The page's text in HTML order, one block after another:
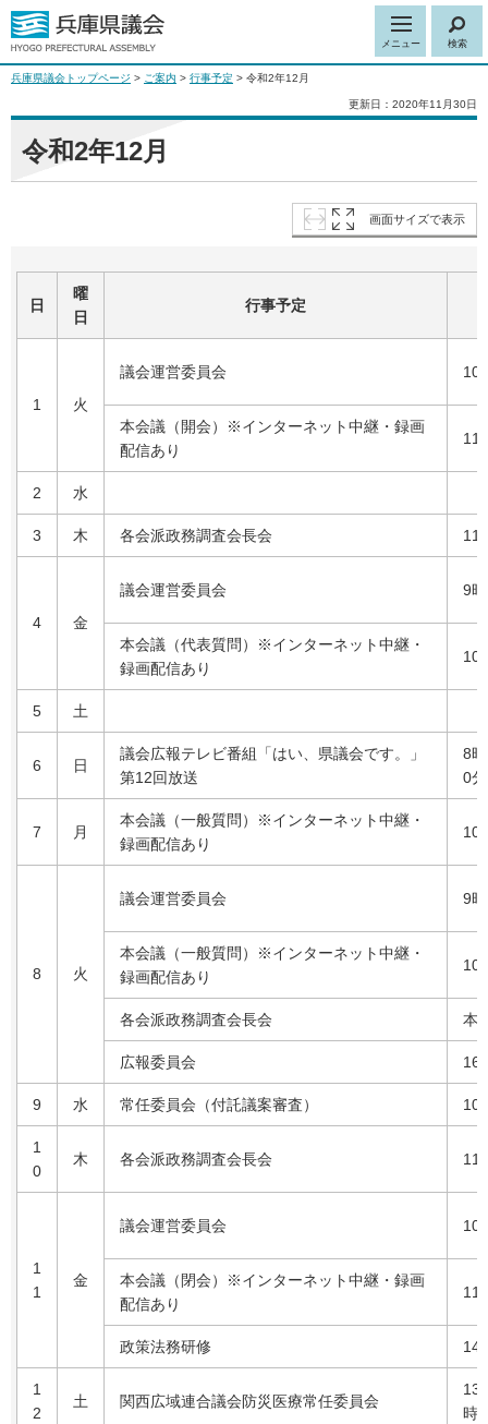
メニュー 検索
兵庫県議会トップページ > ご案内 > 行事予定 > 令和2年12月
更新日：2020年11月30日
令和2年12月
画面サイズで表示
日
曜
日
行事予定
1 火
議会運営委員会 10
本会議（開会）※インターネット中継・録画
配信あり
11
2 水
3 木 各会派政務調査会長会 11
4 金
議会運営委員会 9
本会議（代表質問）※インターネット中継・
録画配信あり
10
5 土
6 日
議会広報テレビ番組「はい、県議会です。」
第12回放送
8
0分
7 月
本会議（一般質問）※インターネット中継・
録画配信あり
10
8 火
議会運営委員会 9
本会議（一般質問）※インターネット中継・
録画配信あり
10
各会派政務調査会長会 本
広報委員会 16
9 水 常任委員会（付託議案審査） 10
1
0
木 各会派政務調査会長会 11
1
1
金
議会運営委員会 10
本会議（閉会）※インターネット中継・録画
配信あり
11
政策法務研修 14
1
2
土 関西広域連合議会防災医療常任委員会
13
時